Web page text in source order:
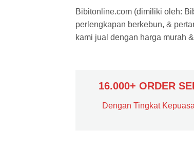
Bibitonline.com (dimiliki oleh:
perlengkapan berkebun, &
kami jual dengan harga murah
16.000+ ORDER
Dengan Tingkat